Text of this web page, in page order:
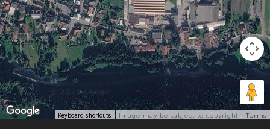
Keyboard shortcuts Image may be subject to copyright Terms